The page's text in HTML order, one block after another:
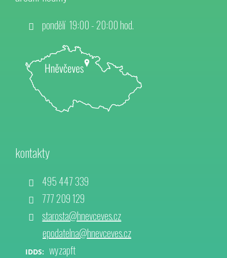
pondělí 19:00 - 20:00 hod.
kontakty
495 447 339
777 209 129
starosta@hnevceves.cz
epodatelna@hnevceves.cz
IDDS: wyzapft